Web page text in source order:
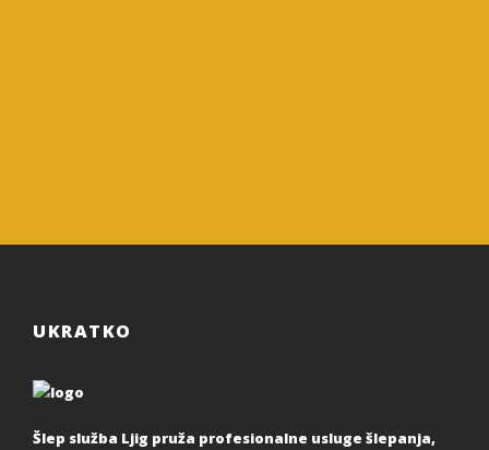
UKRATKO
Šlep služba Ljig pruža profesionalne usluge šlepanja,